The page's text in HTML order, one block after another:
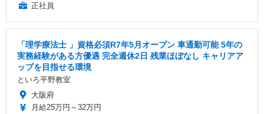
正社員
「理学療法士 」資格必須R7年5月オープン 車通勤可能 5年の
実務経験がある方優遇 完全週休2日 残業ほぼなし キャリアア
ップを目指せる環境
といろ平野教室
大阪府
月給25万円～32万円